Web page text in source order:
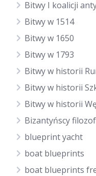
Bitwy I koalicji
Bitwy w 1514
Bitwy w 1650
Bitwy w 1793
Bitwy w historii
Bitwy w historii
Bitwy w historii
Bizantyńscy
blueprint yacht
boat blueprints
boat blueprints